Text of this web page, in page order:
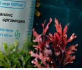
475 руб